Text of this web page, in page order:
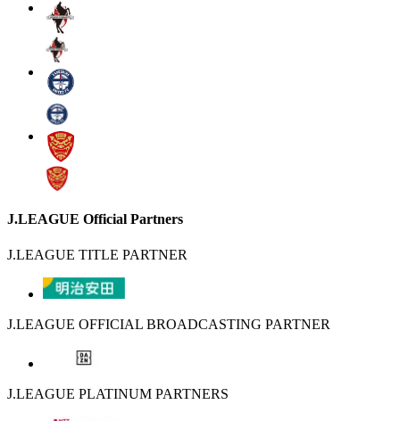
J.LEAGUE Official Partners
J.LEAGUE TITLE PARTNER
J.LEAGUE OFFICIAL BROADCASTING PARTNER
J.LEAGUE PLATINUM PARTNERS